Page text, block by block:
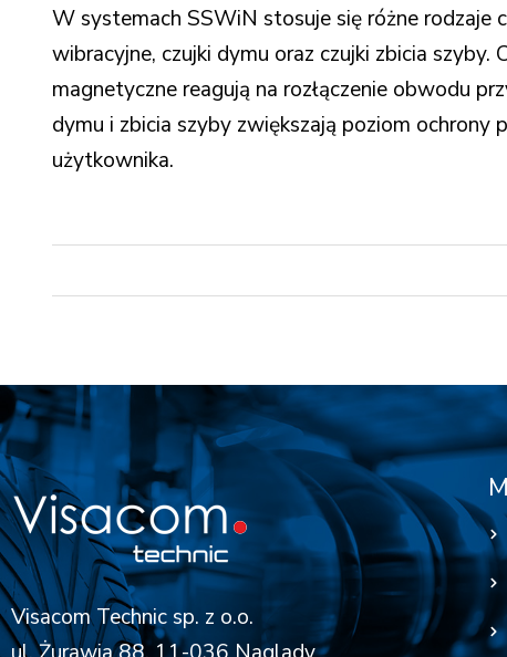
W systemach SSWiN stosuje się różne rodzaje
wibracyjne, czujki dymu oraz czujki zbicia
magnetyczne reagują na rozłączenie obwodu
dymu i zbicia szyby zwiększają poziom
użytkownika.
Visacom Technic sp. z o.o.